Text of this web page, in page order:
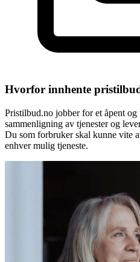
Hvorfor innhente
Pristilbud.no jobber for et åpent og
sammenligning av tjenester og
Du som forbruker skal kunne vite
enhver mulig tjeneste.